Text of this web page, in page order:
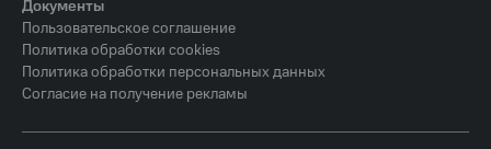
Документы
Пользовательское соглашение
Политика обработки cookies
Политика обработки персональных данных
Согласие на получение рекламы